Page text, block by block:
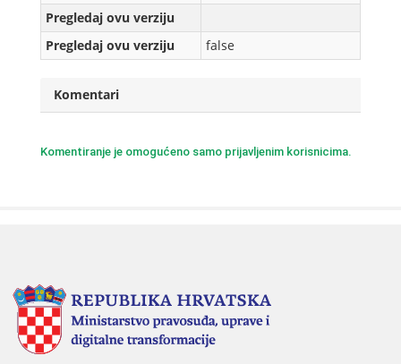
Pregledaj ovu verziju
Pregledaj ovu verziju
false
Komentari